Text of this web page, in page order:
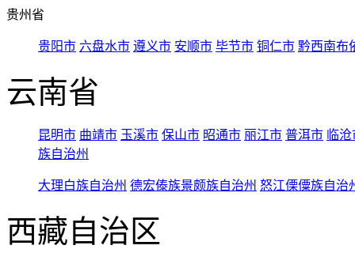
贵州省
贵阳市 六盘水市 遵义市 安顺市 毕节市 铜仁市 黔西南布
云南省
昆明市 曲靖市 玉溪市 保山市 昭通市 丽江市 普洱市 临
族自治州
大理白族自治州 德宏傣族景颇族自治州 怒江傈僳族自治
西藏自治区